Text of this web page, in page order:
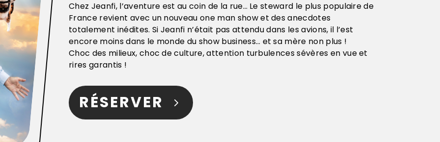
Chez Jeanfi, l’aventure est au coin de la rue… Le steward le plus populaire de
France revient avec un nouveau one man show et des anecdotes
totalement inédites. Si Jeanfi n’était pas attendu dans les avions, il l’est
encore moins dans le monde du show business… et sa mère non plus !
Choc des milieux, choc de culture, attention turbulences sévères en vue et
rires garantis !
RÉSERVER